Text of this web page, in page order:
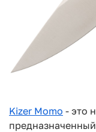
Kizer Momo - это